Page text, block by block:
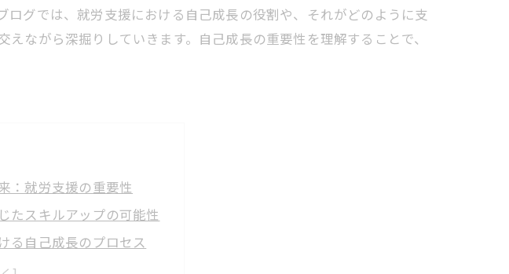
グでは、就労支援における自己成長の役割や、それがどのように支
ながら深掘りしていきます。自己成長の重要性を理解することで、
：就労支援の重要性
たスキルアップの可能性
る自己成長のプロセス
業的自立に与える影響